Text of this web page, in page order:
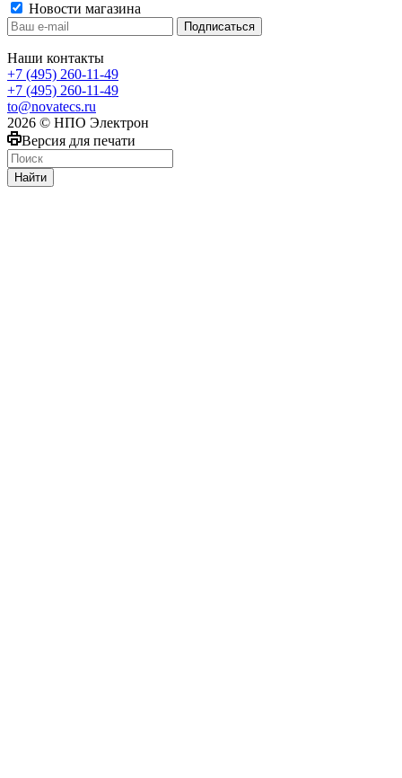
Новости магазина
Наши контакты
+7 (495) 260-11-49
+7 (495) 260-11-49
to@novatecs.ru
2026 © НПО Электрон
Версия для печати
Найти